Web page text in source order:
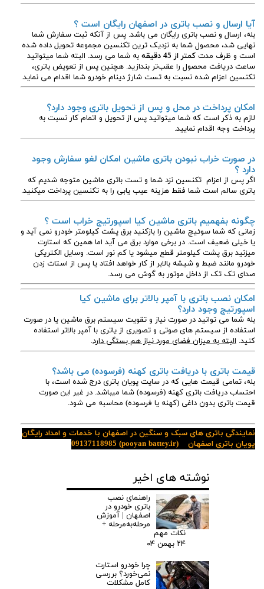
آیا ارسال و نصب باتری در اصفهان رایگان است ؟
بله، ارسال و نصب باتری رایگان می باشد. پس از آنکه ثبت سفارش شما
نهایی شد، محصول شما به نزدیک ترین تکنسین مجموعه تحویل داده شده
است و ظرف مدت کمتر از 45 دقیقه
به شما می رسد. البته شما میتوانید
ساعت دریافت محصول را عقب‌تر بندازید. هچنین پس از تعویض باتری،
تکنسین اعزام شده نسبت به تست شارژ دینام خودرو شما اقدام می نماید.
امکان پرداخت در محل و پس از تحویل باتری وجود دارد؟
لازم به ذکر است که شما میتوانید پس از تحویل و اتمام کار نسبت به
پرداخت وجه اقدام نمایید.
در صورت خراب نبودن باتری ماشین امکان لغو سفارش وجود
دارد ؟
اگر پس از اعزام تکنسین نزد شما و تست باتری ماشین متوجه شدیم که
باتری سالم است شما فقط هزینه عیب یابی را به تکنسین پرداخت میکنید.
چگونه بفهمیم باتری ماشین کیا اسپورتیج خراب است ؟
زمانی که شما سوئیچ ماشین را بازکنید برق پشت کیلومتر خودرو نمی آید و
یا خیلی ضعیف است. در برخی موارد برق می آید اما همین که استارت
میزنید برق پشت کیلومتر قطع میشود یا کم نور است. وسایل الکتریکی
خودرو مانند ضبط و شیشه بالابر از کار خواهد افتاد یا پس از استات زدن
صدای تک تک از داخل موتور به گوش می رسد.
امکان نصب باتری با آمپر بالاتر برای ماشین کیا
اسپورتیج وجود دارد؟
بله شما می توانید در صورت نیاز و تقویت سیستم برق ماشین یا در صورت
استفاده از سیستم های صوتی و تصویری از یاتری با آمپر بالاتر استفاده
کنید. البته به میزان فضای مورد نیاز هم بستگی دارد.
قیمت باتری با دریافت باتری کهنه (فرسوده) می باشد؟
بله، تمامی قیمت هایی که در سایت پویان باتری درج شده است، با
احتساب دریافت باتری کهنه (فرسوده) شما میباشد. در غیر این صورت
قیمت باتری بدون داغی (کهنه یا فرسوده) محاسبه می شود.
نمایندگی باتری های سبک و سنگین در اصفهان با خدمات و امداد رایگان
پویان باتری اصفهان
(pooyan battey.ir)
09137118985
نوشته های اخیر
راهنمای نصب
باتری خودرو در
اصفهان | آموزش
مرحله‌به‌مرحله +
نکات مهم
۲۴ بهمن ۰۴
چرا خودرو استارت
نمی‌خورد؟ بررسی
کامل مشکلات